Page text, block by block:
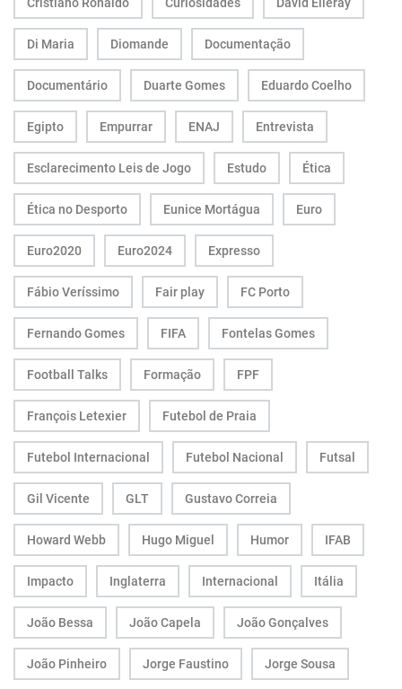
Di Maria Diomande Documentação
Documentário Duarte Gomes Eduardo Coelho
Egipto Empurrar ENAJ Entrevista
Esclarecimento Leis de Jogo Estudo Ética
Ética no Desporto Eunice Mortágua Euro
Euro2020 Euro2024 Expresso
Fábio Veríssimo Fair play FC Porto
Fernando Gomes FIFA Fontelas Gomes
Football Talks Formação FPF
François Letexier Futebol de Praia
Futebol Internacional Futebol Nacional Futsal
Gil Vicente GLT Gustavo Correia
Howard Webb Hugo Miguel Humor IFAB
Impacto Inglaterra Internacional Itália
João Bessa João Capela João Gonçalves
João Pinheiro Jorge Faustino Jorge Sousa